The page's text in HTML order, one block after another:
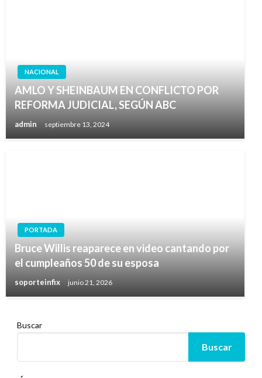
NACIONAL
AMLO Y SHEINBAUM EN CONFLICTO POR
REFORMA JUDICIAL, SEGÚN ABC
admin septiembre 13, 2024
PORTADA
Bruce Willis reaparece en video cantando por
el cumpleaños 50 de su esposa
soporteinfix junio 21, 2026
Buscar
Buscar